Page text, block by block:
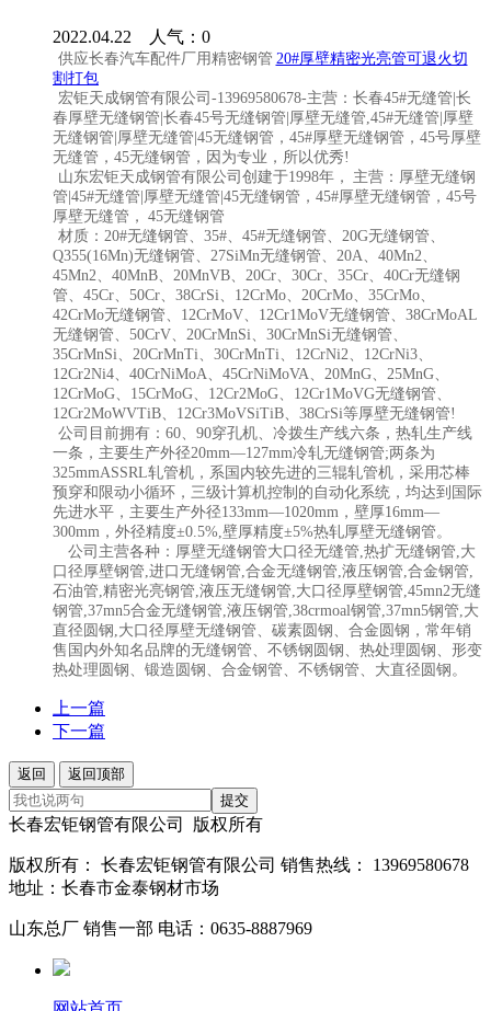
2022.04.22 人气： 0
供应长春汽车配件厂用精密钢管 20#厚壁精密光亮管可退火切
割打包
宏钜天成钢管有限公司-13969580678-主营：长春45#无缝管 长
春厚壁无缝钢管 |长春45号无缝钢管|厚壁无缝管,45#无缝管|厚壁
无缝钢管|厚壁无缝管|45无缝钢管，45#厚壁无缝钢管，45号厚壁
无缝管，45无缝钢管，因为专业，所以优秀!
山东宏钜天成钢管有限公司创建于1998年， 主营：厚壁无缝钢
管|45#无缝管|厚壁无缝管|45无缝钢管，45#厚壁无缝钢管 ，45号
厚壁无缝管， 45无缝钢管
材质：20#无缝钢管、35#、45#无缝钢管、20G无缝钢管、
Q355(16Mn)无缝钢管、27SiMn无缝钢管、20A、40Mn2、
45Mn2、40MnB、20MnVB、20Cr、30Cr、35Cr、40Cr无缝钢
管、45Cr、50Cr、38CrSi、12CrMo、20CrMo、35CrMo、
42CrMo无缝钢管、12CrMoV、12Cr1MoV无缝钢管、 38CrMoAL
无缝钢管 、50CrV、20CrMnSi、30CrMnSi无缝钢管、
35CrMnSi、20CrMnTi、30CrMnTi、12CrNi2、12CrNi3、
12Cr2Ni4、40CrNiMoA、45CrNiMoVA、20MnG、25MnG、
12CrMoG、15CrMoG、12Cr2MoG、 12Cr1MoVG无缝钢管
12Cr2MoWVTiB、12Cr3MoVSiTiB、38CrSi等厚壁无缝钢管!
公司目前拥有：60、90穿孔机、冷拨生产线六条，热轧生产线
一条，主要生产外径20mm—127mm冷轧无缝钢管;两条为
325mmASSRL轧管机，系国内较先进的三辊轧管机，采用芯棒
预穿和限动小循环，三级计算机控制的自动化系统，均达到国际
先进水平，主要生产外径133mm—1020mm，壁厚16mm—
300mm，外径精度±0.5%,壁厚精度±5%热轧厚壁无缝钢管。
公司主营各种：厚壁无缝钢管大口径无缝管,热扩无缝钢管,大
口径厚壁钢管,进口无缝钢管,合金无缝钢管,液压钢管,合金钢管,
石油管,精密光亮钢管,液压无缝钢管,大口径厚壁钢管, 45mn2无缝
钢管 ,37mn5合金无缝钢管,液压钢管,38crmoal钢管,37mn5钢管,大
直径圆钢,大口径厚壁无缝钢管、碳素圆钢、合金圆钢，常年销
售国内外知名品牌的无缝钢管、不锈钢圆钢、热处理圆钢、形变
热处理圆钢、锻造圆钢、合金钢管、不锈钢管、大直径圆钢。
上一篇
下一篇
返回
返回顶部
提交
长春宏钜钢管有限公司 版权所有
版权所有： 长春宏钜钢管有限公司 销售热线： 13969580678
地址：长春市金泰钢材市场
山东总厂 销售一部 电话：0635-8887969